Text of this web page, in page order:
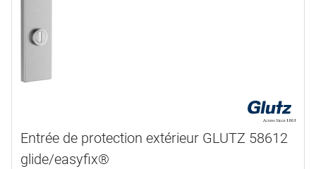
Entrée de protection extérieur GLUTZ 58612
glide/easyfix®